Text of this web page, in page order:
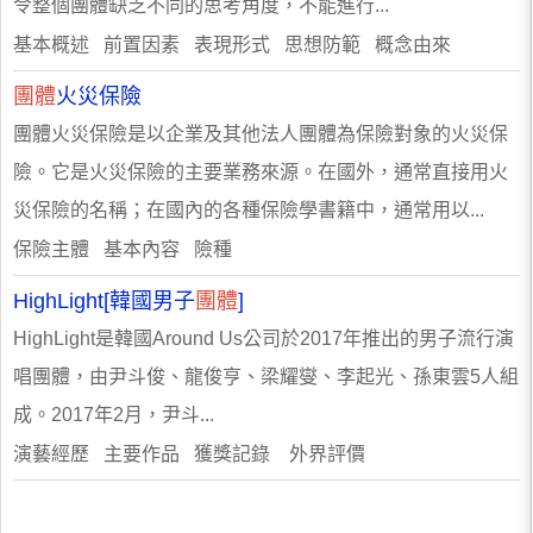
令整個團體缺乏不同的思考角度，不能進行...
基本概述 前置因素 表現形式 思想防範 概念由來
團體火災保險
團體火災保險是以企業及其他法人團體為保險對象的火災保
險。它是火災保險的主要業務來源。在國外，通常直接用火
災保險的名稱；在國內的各種保險學書籍中，通常用以...
保險主體 基本內容 險種
HighLight[韓國男子團體]
HighLight是韓國Around Us公司於2017年推出的男子流行演
唱團體，由尹斗俊、龍俊亨、梁耀燮、李起光、孫東雲5人組
成。2017年2月，尹斗...
演藝經歷 主要作品 獲獎記錄 外界評價